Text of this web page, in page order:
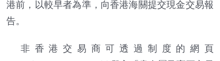
港前，以較早者為準，向香港海關提交現金交易報
告。
非香港交易商可透過制度的網頁